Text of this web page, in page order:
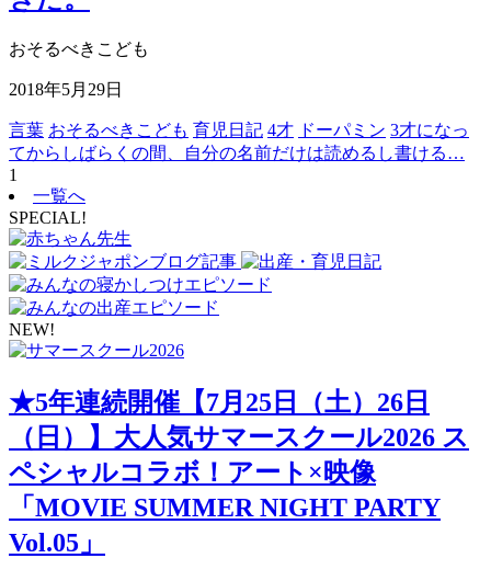
おそるべきこども
2018年5月29日
言葉 おそるべきこども 育児日記 4才 ドーパミン 3才になっ
てからしばらくの間、自分の名前だけは読めるし書ける…
1
一覧へ
SPECIAL!
NEW!
★5年連続開催【7月25日（土）26日
（日）】大人気サマースクール2026 ス
ペシャルコラボ！アート×映像
「MOVIE SUMMER NIGHT PARTY
Vol.05」